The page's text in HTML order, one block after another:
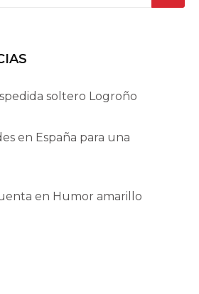
soltero Logroño
en España para una
en Humor amarillo